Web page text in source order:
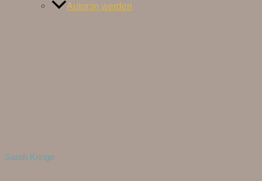
Autor:in werden
Sarah Kringe